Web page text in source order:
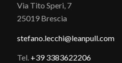
Via Tito Speri, 7
25019 Brescia
stefano. lecchi@leanpull.com
Tel. +39 3383622206